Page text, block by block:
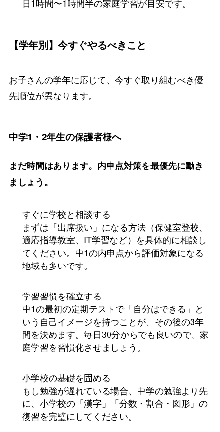
日1時間〜1時間半の家庭学習が目安です。
【学年別】今すぐやるべきこと
お子さんの学年に応じて、今すぐ取り組むべき優
先順位が異なります。
中学1・2年生の保護者様へ
まだ時間はあります。内申点対策を最優先に動き
ましょう。
すぐに学校と相談する
まずは「出席扱い」になる方法（保健室登校、
適応指導教室、IT学習など）を具体的に相談し
てください。中1の内申点から評価対象になる
地域も多いです。
学習習慣を確立する
中1の最初の定期テストで「自分はできる」と
いう自己イメージを持つことが、その後の3年
間を決めます。毎日30分からでも良いので、家
庭学習を習慣化させましょう。
小学校の基礎を固める
もし勉強が遅れている場合、中学の勉強より先
に、小学校の「漢字」「分数・割合・図形」の
復習を完璧にしてください。